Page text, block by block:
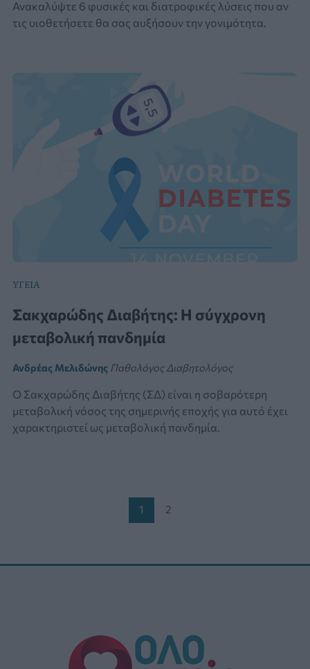
Ανακαλύψτε 6 φυσικές και διατροφικές λύσεις που αν
τις υιοθετήσετε θα σας αυξήσουν την γονιμότητα.
YΓΕΊΑ
Σακχαρώδης Διαβήτης: Η σύγχρονη
μεταβολική πανδημία
Ανδρέας Μελιδώνης Παθολόγος Διαβητολόγος
Ο Σακχαρώδης Διαβήτης (ΣΔ) είναι η σοβαρότερη
μεταβολική νόσος της σημερινής εποχής για αυτό έχει
χαρακτηριστεί ως μεταβολική πανδημία.
1 2